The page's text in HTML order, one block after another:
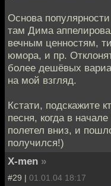
Основа
там Дима
вечным ценностям,
юмора, и пр.
более дешёвых
на мой взгляд.
Кстати, подскажите
песня, когда в
полетел вниз, и
получился!)
X-men »
#29 | 01.01.04 18:17